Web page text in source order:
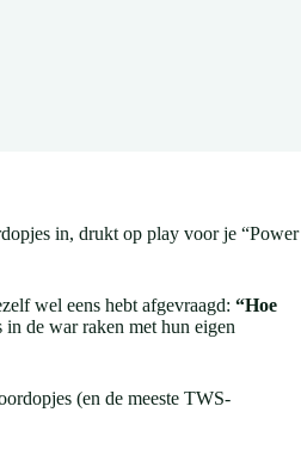
in, drukt op play voor je “Power
wel eens hebt afgevraagd: “Hoe
de war raken met hun eigen
(en de meeste TWS-